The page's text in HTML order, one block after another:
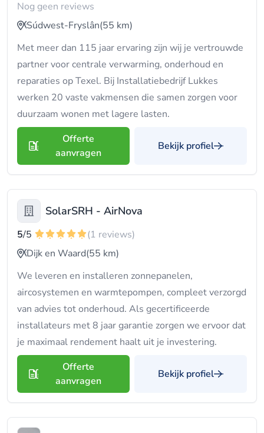
Nog geen reviews
Súdwest-Fryslân(55 km)
Met meer dan 115 jaar ervaring zijn wij je vertrouwde
partner voor centrale verwarming, onderhoud en
reparaties op Texel. Bij Installatiebedrijf Lukkes
werken 20 vaste vakmensen die samen zorgen voor
duurzaam wonen met lagere lasten.
Offerte
aanvragen
Bekijk profiel
SolarSRH - AirNova
5/5
(1 reviews)
Dijk en Waard(55 km)
We leveren en installeren zonnepanelen,
aircosystemen en warmtepompen, compleet verzorgd
van advies tot onderhoud. Als gecertificeerde
installateurs met 8 jaar garantie zorgen we ervoor dat
je maximaal rendement haalt uit je investering.
Offerte
aanvragen
Bekijk profiel